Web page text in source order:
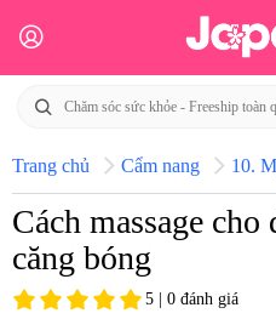
Trang chủ Cẩm nang 10.
Cách massage cho
căng bóng
5 | 0 đánh giá